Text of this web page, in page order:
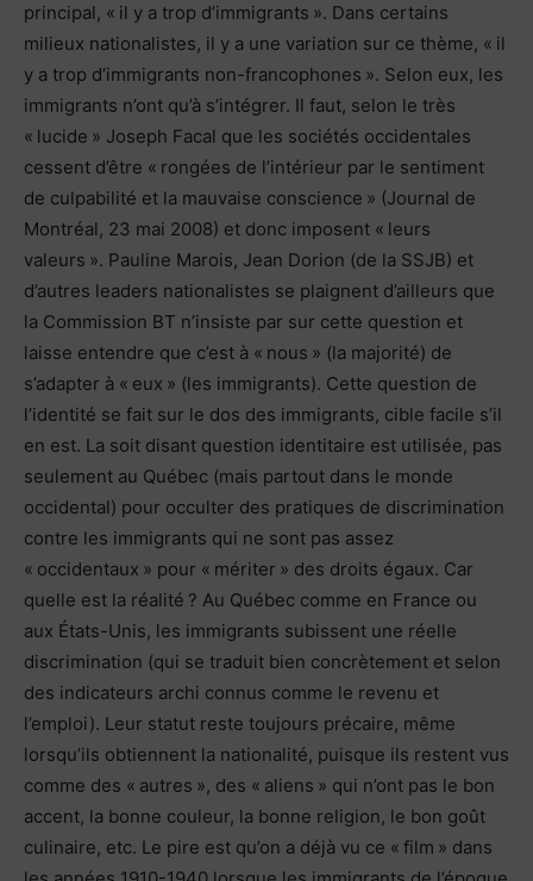
principal, « il y a trop d’immigrants ». Dans certains
milieux nationalistes, il y a une variation sur ce thème, « il
y a trop d’immigrants non-francophones ». Selon eux, les
immigrants n’ont qu’à s’intégrer. Il faut, selon le très
« lucide » Joseph Facal que les sociétés occidentales
cessent d’être « rongées de l’intérieur par le sentiment
de culpabilité et la mauvaise conscience » (Journal de
Montréal, 23 mai 2008) et donc imposent « leurs
valeurs ». Pauline Marois, Jean Dorion (de la SSJB) et
d’autres leaders nationalistes se plaignent d’ailleurs que
la Commission BT n’insiste par sur cette question et
laisse entendre que c’est à « nous » (la majorité) de
s’adapter à « eux » (les immigrants). Cette question de
l’identité se fait sur le dos des immigrants, cible facile s’il
en est. La soit disant question identitaire est utilisée, pas
seulement au Québec (mais partout dans le monde
occidental) pour occulter des pratiques de discrimination
contre les immigrants qui ne sont pas assez
« occidentaux » pour « mériter » des droits égaux. Car
quelle est la réalité ? Au Québec comme en France ou
aux États-Unis, les immigrants subissent une réelle
discrimination (qui se traduit bien concrètement et selon
des indicateurs archi connus comme le revenu et
l’emploi). Leur statut reste toujours précaire, même
lorsqu’ils obtiennent la nationalité, puisque ils restent vus
comme des « autres », des « aliens » qui n’ont pas le bon
accent, la bonne couleur, la bonne religion, le bon goût
culinaire, etc. Le pire est qu’on a déjà vu ce « film » dans